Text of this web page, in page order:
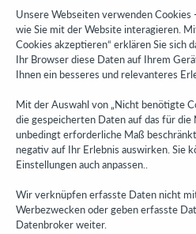
Research
WebJunction
Developer Network
Stay in the know.
Get the latest product updates,
right to your inbox.
Subscribe now
Unsere Webseiten verwenden
wie Sie mit der Website interagieren.
Cookies akzeptieren“ erklären Sie sich
Ihr Browser diese Daten auf Ihrem
Ihnen ein besseres und relevanteres
Mit der Auswahl von „Nicht benötigte
die gespeicherten Daten auf das für
unbedingt erforderliche Maß
negativ auf Ihr Erlebnis auswirken. Sie
Einstellungen auch anpassen..
Wir verknüpfen erfasste Daten nicht
Werbezwecken oder geben erfasste
Datenbroker weiter.